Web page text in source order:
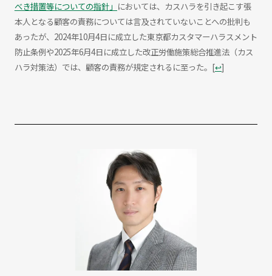
べき措置等についての指針」 においては、カスハラを引き起こす張
本人となる顧客の責務については言及されていないことへの批判も
あったが、2024年10月4日に成立した東京都カスタマーハラスメント
防止条例や2025年6月4日に成立した改正労働施策総合推進法（カス
ハラ対策法）では、顧客の責務が規定されるに至った。 [↩]